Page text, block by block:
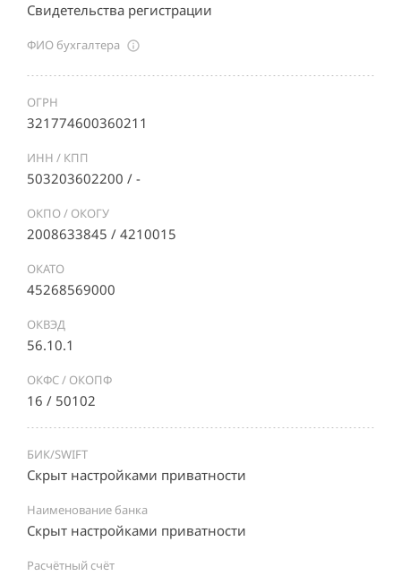
Свидетельства регистрации
ФИО бухгалтера
ОГРН
321774600360211
ИНН / КПП
503203602200 / -
ОКПО / ОКОГУ
2008633845 / 4210015
ОКАТО
45268569000
ОКВЭД
56.10.1
ОКФС / ОКОПФ
16 / 50102
БИК/SWIFT
Скрыт настройками приватности
Наименование банка
Скрыт настройками приватности
Расчётный счёт